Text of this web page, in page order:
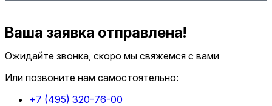
Ваша заявка отправлена!
Ожидайте звонка, скоро мы свяжемся с вами
Или позвоните нам самостоятельно:
+7 (495) 320-76-00